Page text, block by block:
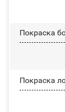
Покраска
Покраска